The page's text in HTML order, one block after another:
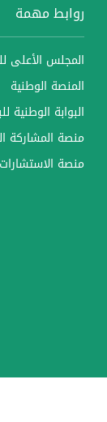
روابط مهمة
المجلس الأعلى
المنصة الوطنية
البوابة الوطنية
منصة المشاركة
منصة